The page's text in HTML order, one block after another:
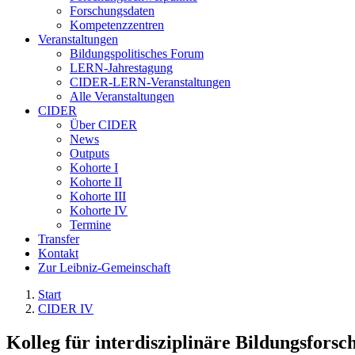
Forschungsdaten
Kompetenzzentren
Veranstaltungen
Bildungspolitisches Forum
LERN-Jahrestagung
CIDER-LERN-Veranstaltungen
Alle Veranstaltungen
CIDER
Über CIDER
News
Outputs
Kohorte I
Kohorte II
Kohorte III
Kohorte IV
Termine
Transfer
Kontakt
Zur Leibniz-Gemeinschaft
Start
CIDER IV
Kolleg für interdisziplinäre